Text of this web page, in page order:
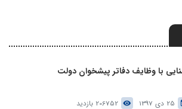
با وظایف دفاتر پیشخوان دولت
25 دی 1397 206752 بازدید